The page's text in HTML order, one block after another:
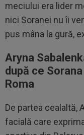
meciului era lider
nici Soranei nu îi
pus mâna la gură,
Aryna
după ce
Roma
De partea cealaltă,
facială care